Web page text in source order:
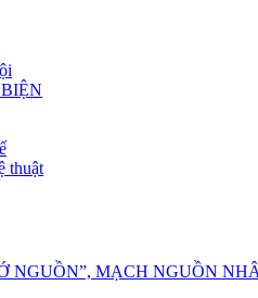
thuật
NGUỒN”, MẠCH NGUỒN